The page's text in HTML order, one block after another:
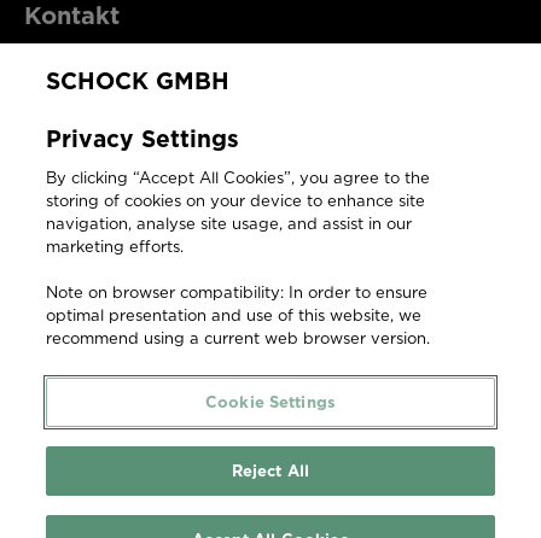
Kontakt
Hofbauerstraße 1
94209 Regen
Deutschland
F +49 9921 600-253
ersatzteilshop@schock.de
Copyright © 2026 SCHOCK GmbH
SCHOCK GMBH
Privacy Settings
By clicking “Accept All Cookies”, you agree to the
storing of cookies on your device to enhance site
navigation, analyse site usage, and assist in our
marketing efforts.
Note on browser compatibility: In order to ensure
optimal presentation and use of this website, we
recommend using a current web browser version.
Cookie Settings
Reject All